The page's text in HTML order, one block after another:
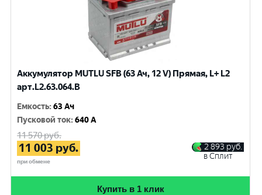
Аккумулятор MUTLU SFB (63 Ач, 12 V) Прямая, L+ L2
арт.L2.63.064.B
Емкость:63 Ач
Пусковой ток:640 A
11 570руб.
11 003 руб.
при обмене
2 893 руб.
в Сплит
Купить в 1 клик